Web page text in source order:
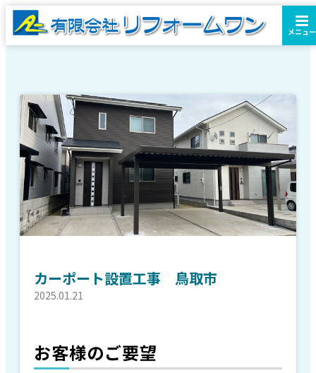
メニュー
カーポート設置工事 鳥取市
2025.01.21
お客様のご要望